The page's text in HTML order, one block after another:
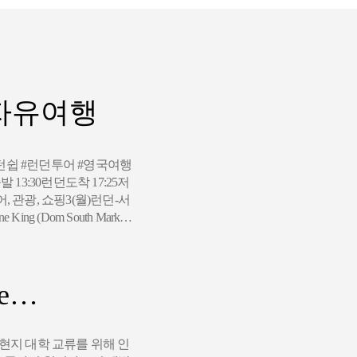
유여행
쉽 #런던투어 #영국여행
13:30런던도착 17:25저
관광, 쇼핑3(월)런던-서
King (Dom South Mark…
지 대학 교류를 위해 인